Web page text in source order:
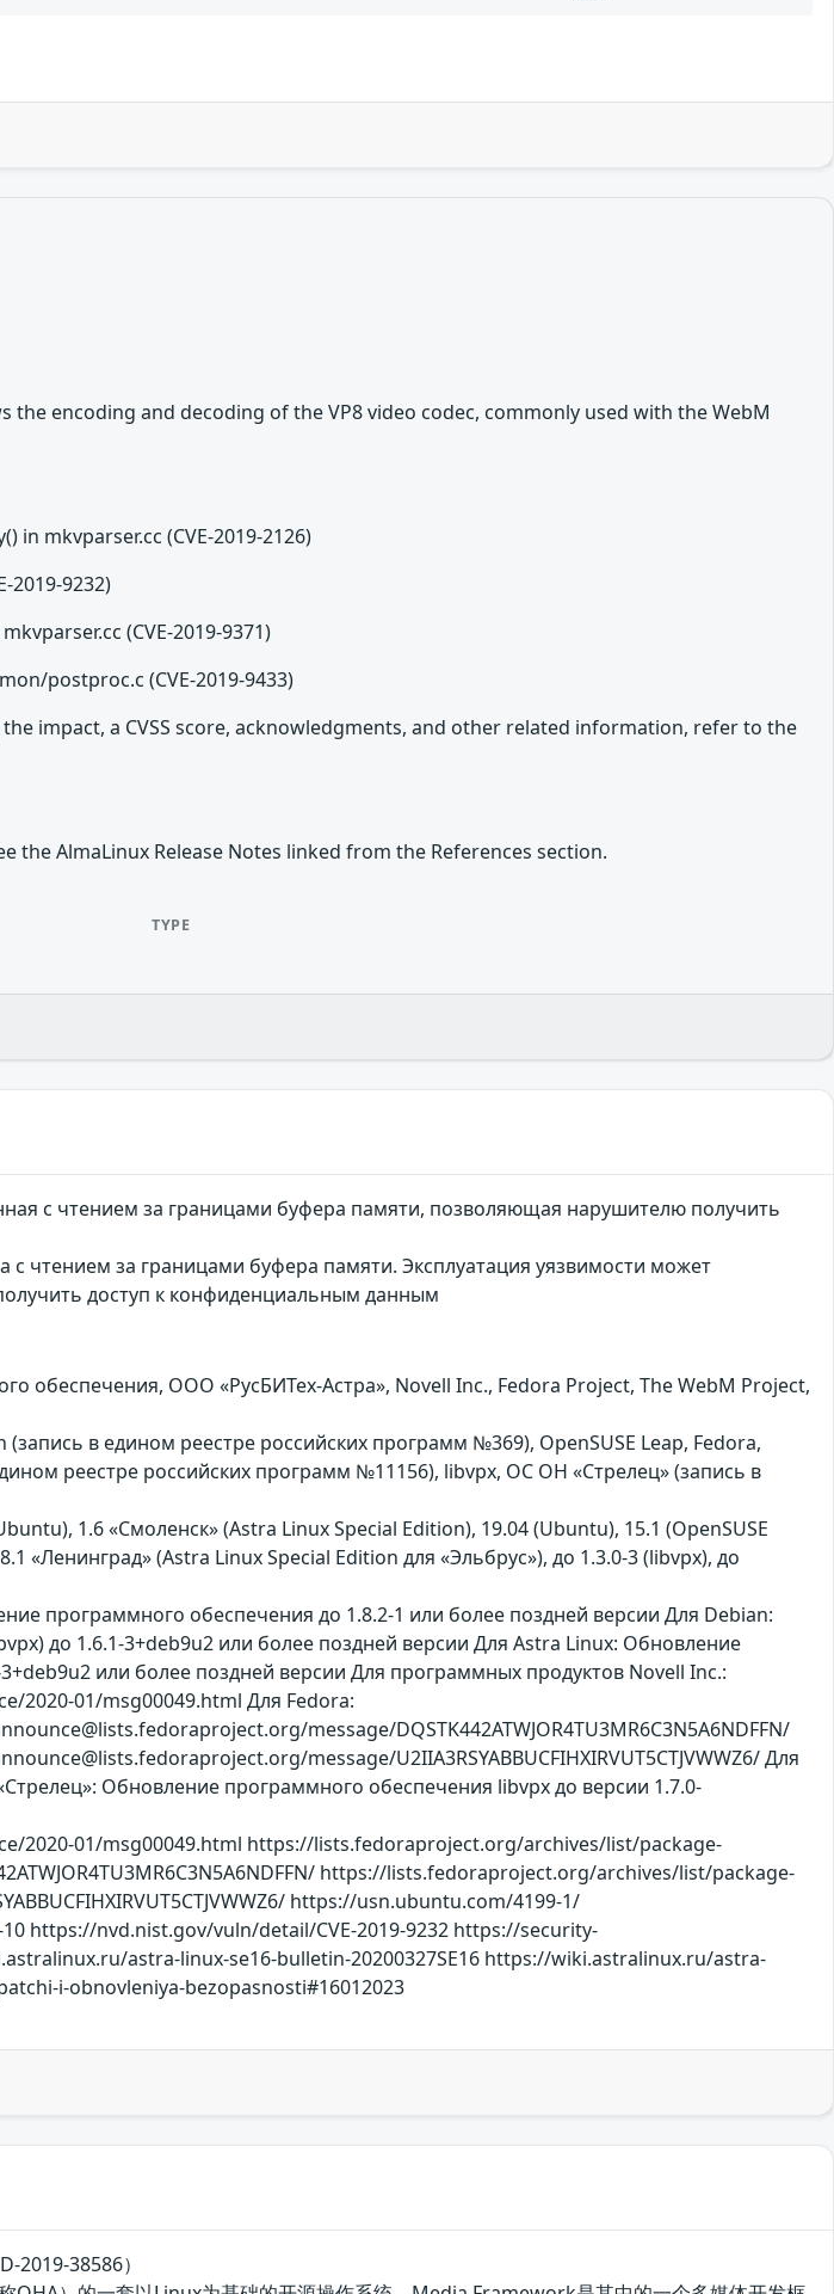
the encoding and decoding of the VP8 video codec, commonly used with the WebM
in mkvparser.cc (CVE-2019-2126)
2019-9232)
(CVE-2019-9371)
postproc.c (CVE-2019-9433)
impact, a CVSS score, acknowledgments, and other related information, refer to the
the AlmaLinux Release Notes linked from the References section.
TYPE
с чтением за границами буфера памяти, позволяющая нарушителю получить
с чтением за границами буфера памяти. Эксплуатация уязвимости может
доступ к конфиденциальным данным
обеспечения, ООО «РусБИТех-Астра», Novell Inc., Fedora Project, The WebM Project,
в едином реестре российских программ №369), OpenSUSE Leap, Fedora,
реестре российских программ №11156), libvpx, ОС ОН «Стрелец» (запись в
1.6 «Смоленск» (Astra Linux Special Edition), 19.04 (Ubuntu), 15.1 (OpenSUSE
«Ленинград» (Astra Linux Special Edition для «Эльбрус»), до 1.3.0-3 (libvpx), до
программного обеспечения до 1.8.2-1 или более поздней версии Для Debian:
до 1.6.1-3+deb9u2 или более поздней версии Для Astra Linux: Обновление
или более поздней версии Для программных продуктов Novell Inc.:
2020-01/msg00049.html Для Fedora:
message/DQSTK442ATWJOR4TU3MR6C3N5A6NDFFN/
message/U2IIA3RSYABBUCFIHXIRVUT5CTJVWWZ6/ Для
Обновление программного обеспечения libvpx до версии 1.7.0-
2020-01/msg00049.html https://lists.fedoraproject.org/archives/list/package-
https://lists.fedoraproject.org/archives/list/package-
https://usn.ubuntu.com/4199-1/
https://nvd.nist.gov/vuln/detail/CVE-2019-9232 https://security-
astra-linux-se16-bulletin-20200327SE16 https://wiki.astralinux.ru/astra-
i-obnovleniya-bezopasnosti#16012023
2019-38586）